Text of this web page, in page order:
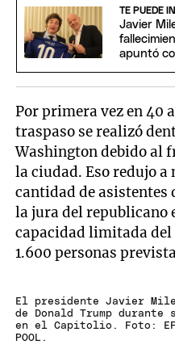
TE PUEDE
Javier
apuntó
Por primera vez en 40
traspaso se realizó
Washington debido al
la ciudad. Eso redujo a
cantidad de asistentes
la jura del republicano
capacidad limitada
1.600 personas
El presidente Javier
de Donald Trump
en el Capitolio. Foto:
POOL.